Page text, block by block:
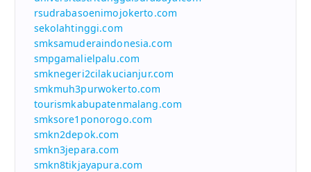
rsudrabasoenimojokerto.com
sekolahtinggi.com
smksamuderaindonesia.com
smpgamalielpalu.com
smknegeri2cilakucianjur.com
smkmuh3purwokerto.com
tourismkabupatenmalang.com
smksore1ponorogo.com
smkn2depok.com
smkn3jepara.com
smkn8tikjayapura.com